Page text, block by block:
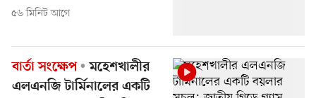
৫৬ মিনিট আগে
বার্তা সংক্ষেপ
মহেশখালীর
এলএনজি টার্মিনালের একটি